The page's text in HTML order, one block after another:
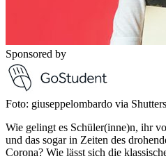
Sponsored by
Foto: giuseppelombardo via
Wie gelingt es Schüler(inne)n, ihr
und das sogar in Zeiten des
Corona? Wie lässt sich die